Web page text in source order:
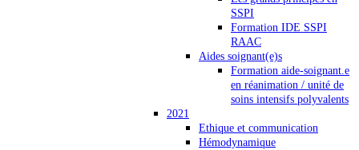
SSPI
Formation IDE SSPI
RAAC
Aides soignant(e)s
Formation aide-soignant.e
en réanimation / unité de
soins intensifs polyvalents
2021
Ethique et communication
Hémodynamique